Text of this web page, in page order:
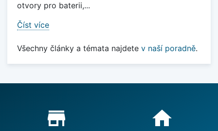
otvory pro baterii,...
Číst více
Všechny články a témata najdete v naší poradně.
Proč nakupovat u nás?
store_mall_directory home